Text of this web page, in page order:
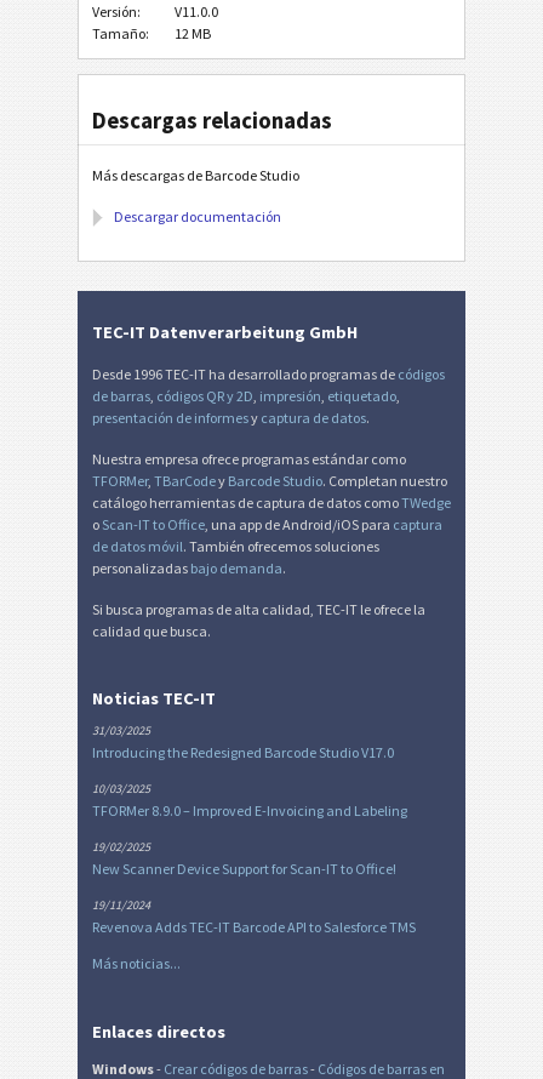
Versión:
V11.0.0
Tamaño:
12 MB
Descargas relacionadas
Más descargas de Barcode Studio
Descargar documentación
TEC-IT Datenverarbeitung GmbH
Desde 1996 TEC-IT ha desarrollado programas de códigos
de barras códigos QR y 2D impresión etiquetado
presentación de informesy captura de datos.
Nuestra empresa ofrece programas estándar como
TFORMer, TBarCodey Barcode Studio. Completan nuestro
catálogo herramientas de captura de datos comoTWedge
o Scan-IT to Office , una app de Android/iOS para captura
de datos móvil. También ofrecemos soluciones
personalizadas bajo demanda.
Si busca programas de alta calidad, TEC-IT le ofrece la
calidad que busca.
Noticias TEC-IT
31/03/2025
Introducing the Redesigned Barcode Studio V17.0
10/03/2025
TFORMer 8.9.0 – Improved E-Invoicing and Labeling
19/02/2025
New Scanner Device Support for Scan-IT to Office!
19/11/2024
Revenova Adds TEC-IT Barcode API to Salesforce TMS
Más noticias...
Enlaces directos
Windows- Crear códigos de barras- Códigos de barras en